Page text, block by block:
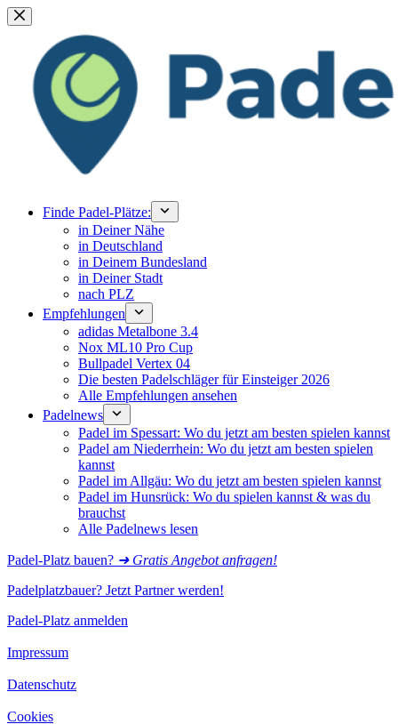
Zum
Inhalt
springen
Finde Padel-Plätze:
in Deiner Nähe
in Deutschland
in Deinem Bundesland
in Deiner Stadt
nach PLZ
Empfehlungen
adidas Metalbone 3.4
Nox ML10 Pro Cup
Bullpadel Vertex 04
Die besten Padelschläger für Einsteiger 2026
Alle Empfehlungen ansehen
Padelnews
Padel im Spessart: Wo du jetzt am besten spielen kannst
Padel am Niederrhein: Wo du jetzt am besten spielen
kannst
Padel im Allgäu: Wo du jetzt am besten spielen kannst
Padel im Hunsrück: Wo du spielen kannst & was du
brauchst
Alle Padelnews lesen
Padel-Platz bauen? ➜ Gratis Angebot anfragen!
Padelplatzbauer? Jetzt Partner werden!
Padel-Platz anmelden
Impressum
Datenschutz
Cookies